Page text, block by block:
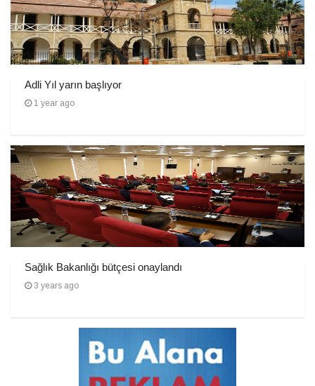
Adli Yıl yarın başlıyor
1 year ago
Sağlık Bakanlığı bütçesi onaylandı
3 years ago